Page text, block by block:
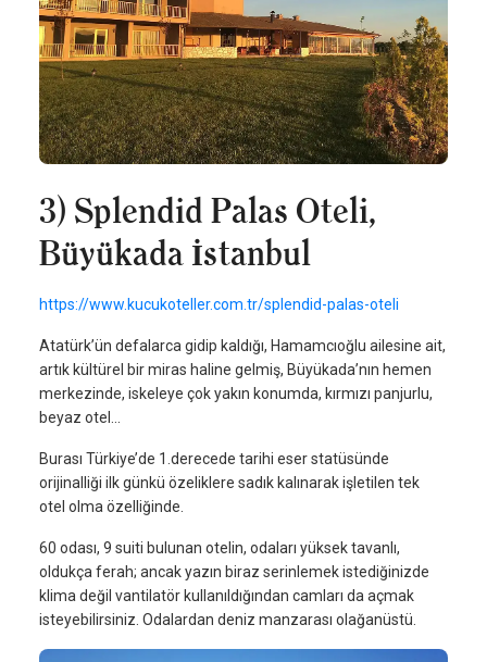
3) Splendid Palas Oteli,
Büyükada İstanbul
https://www.kucukoteller.com.tr/splendid-palas-oteli
Atatürk’ün defalarca gidip kaldığı, Hamamcıoğlu ailesine ait,
artık kültürel bir miras haline gelmiş, Büyükada’nın hemen
merkezinde, iskeleye çok yakın konumda, kırmızı panjurlu,
beyaz otel...
Burası Türkiye’de 1.derecede tarihi eser statüsünde
orijinalliği ilk günkü özeliklere sadık kalınarak işletilen tek
otel olma özelliğinde.
60 odası, 9 suiti bulunan otelin, odaları yüksek tavanlı,
oldukça ferah; ancak yazın biraz serinlemek istediğinizde
klima değil vantilatör kullanıldığından camları da açmak
isteyebilirsiniz. Odalardan deniz manzarası olağanüstü.